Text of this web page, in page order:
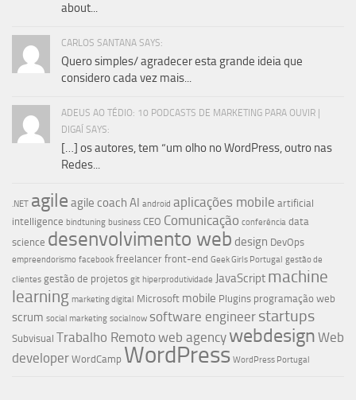
about...
CARLOS SANTANA SAYS:
Quero simples/ agradecer esta grande ideia que
considero cada vez mais...
ADEUS AO TÉDIO: 10 PODCASTS DE MARKETING PARA OUVIR |
DIGAÍ SAYS:
[…] os autores, tem “um olho no WordPress, outro nas
Redes...
.NET agile agile coach AI android aplicações mobile artificial
intelligence bindtuning business CEO Comunicação conferência data
science desenvolvimento web design DevOps
empreendorismo facebook freelancer front-end Geek Girls Portugal gestão de
clientes gestão de projetos git hiperprodutividade JavaScript machine
learning marketing digital Microsoft mobile Plugins programação web
scrum social marketing socialnow software engineer startups
Subvisual Trabalho Remoto web agency webdesign Web
developer WordCamp WordPress WordPress Portugal